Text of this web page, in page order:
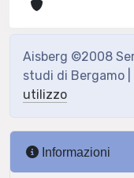
Aisberg ©2008
studi di Bergamo |
utilizzo
Informazioni